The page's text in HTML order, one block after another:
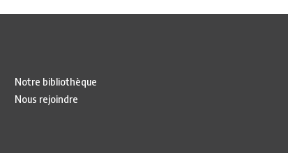
Notre bibliothèque
Nous rejoindre